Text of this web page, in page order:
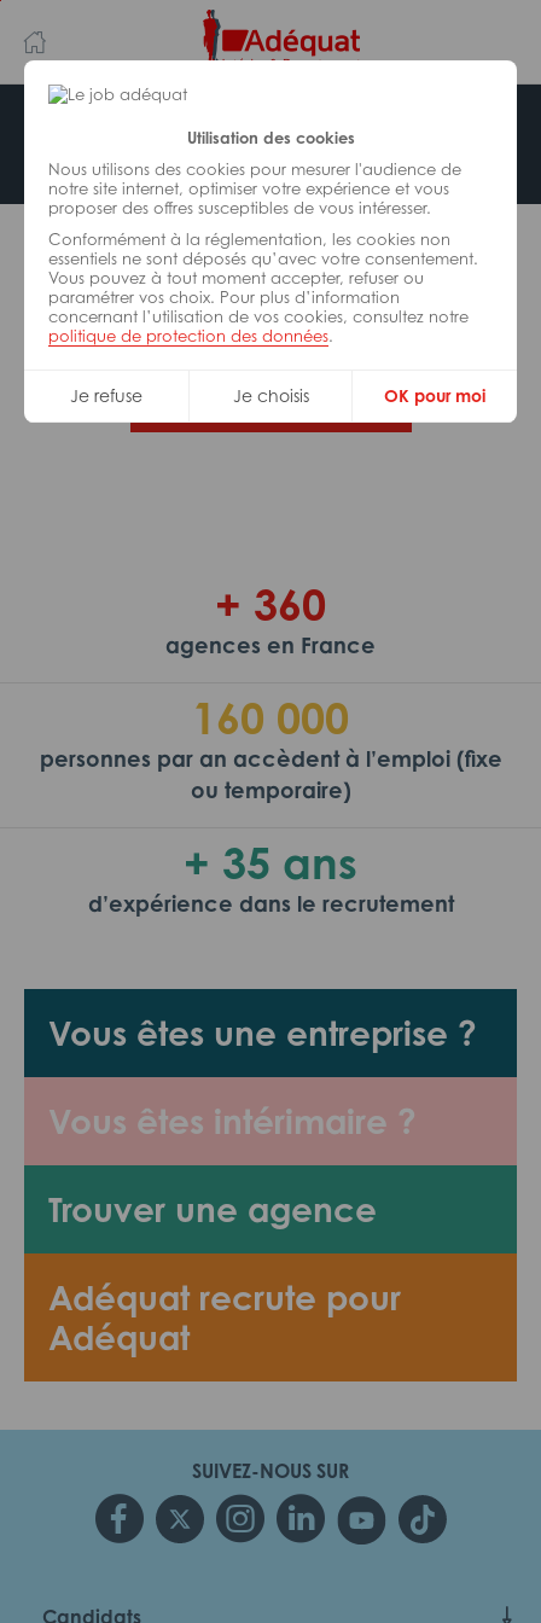
Utilisation des cookies
Nous utilisons des cookies pour mesurer l'audience de
notre site internet, optimiser votre expérience et vous
proposer des offres susceptibles de vous intéresser.
Conformément à la réglementation, les cookies non
essentiels ne sont déposés qu’avec votre consentement.
Vous pouvez à tout moment accepter, refuser ou
paramétrer vos choix. Pour plus d’information
concernant l’utilisation de vos cookies, consultez notre
politique de protection des données.
Je refuse Je choisis OK pour moi
au
contenu
principal
navigation
Offre indisponible
L’offre d’emploi que vous tentez de consulter n’est
plus disponible.
De nombreuses autres missions peuvent vous
correspondre, consultez toutes nos offres.
Trouvez votre job Adéquat !
Vous êtes une entreprise ?
Vous êtes intérimaire ?
Trouver une agence
Adéquat recrute pour
Adéquat
+ 360
agences en France
160 000
personnes par an accèdent à l’emploi (fixe
ou temporaire)
+ 35 ans
d’expérience dans le recrutement
SUIVEZ-NOUS SUR
Candidats